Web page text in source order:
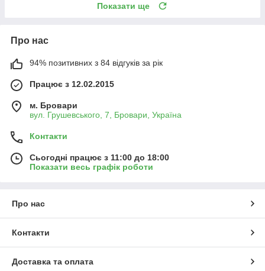
Показати ще
Про нас
94% позитивних з 84 відгуків за рік
Працює з 12.02.2015
м. Бровари
вул. Грушевського, 7, Бровари, Україна
Контакти
Сьогодні працює з 11:00 до 18:00
Показати весь графік роботи
Про нас
Контакти
Доставка та оплата